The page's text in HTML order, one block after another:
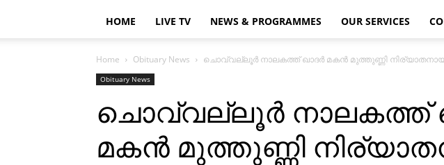
HOME LIVE TV NEWS & PROGRAMMES OUR SERVICES
Home Obituary News ചൊവ്വല്ലൂര്‍ നാലകത്ത് ഖാദര്‍ മകന്‍ മുത്തുണ്ണി
Obituary News
ചൊവ്വല്ലൂര്‍ നാലകത്ത്
മകന്‍ മുത്തുണ്ണി